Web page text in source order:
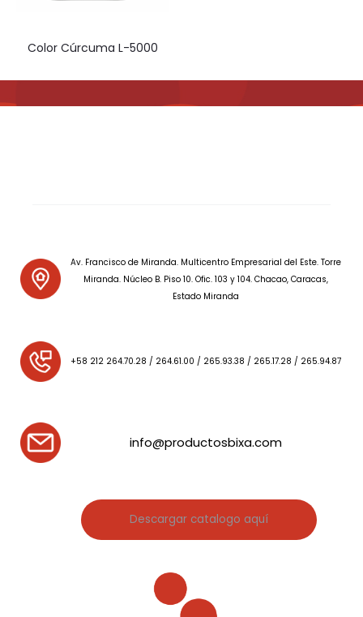
Color Cúrcuma L-5000
Av. Francisco de Miranda. Multicentro Empresarial del Este. Torre
Miranda. Núcleo B. Piso 10. Ofic. 103 y 104. Chacao, Caracas,
Estado Miranda
+58 212 264.70.28 / 264.61.00 / 265.93.38 / 265.17.28 / 265.94.87
info@productosbixa.com
Descargar catalogo aquí